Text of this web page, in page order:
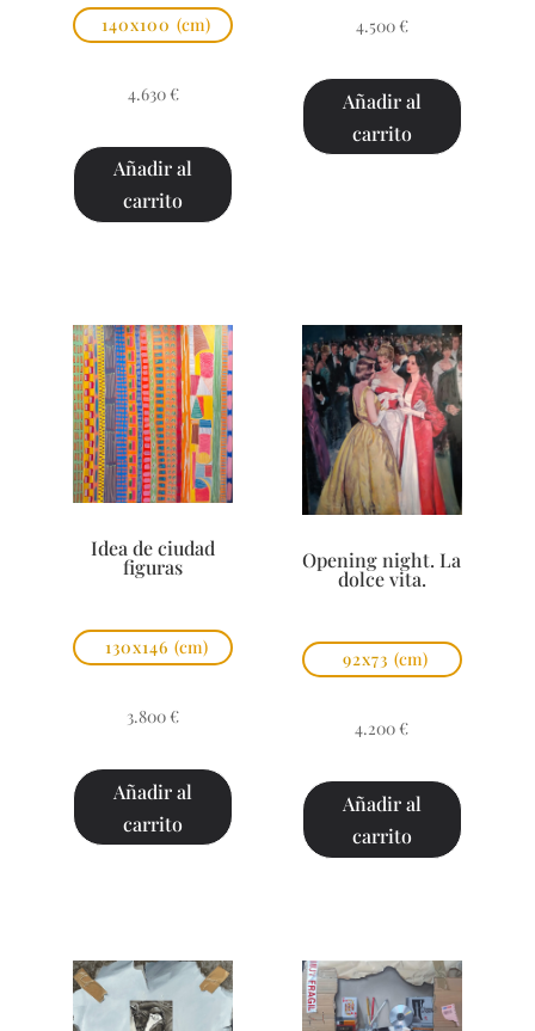
140x100 (cm)
4.630 €
Añadir al
carrito
4.500 €
Añadir al
carrito
Idea de ciudad
figuras
130x146 (cm)
3.800 €
Añadir al
carrito
Opening night. La
dolce vita.
92x73 (cm)
4.200 €
Añadir al
carrito